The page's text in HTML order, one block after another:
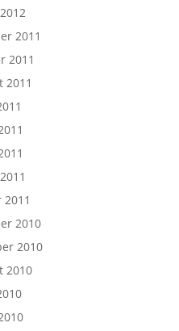
2011
2011
2011
2011
2010
2010
2010